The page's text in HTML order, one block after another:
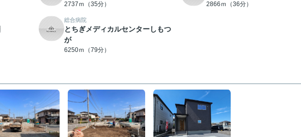
2737ｍ（35分） 2866ｍ（36分）
総合病院
とちぎメディカルセンターしもつ
が
6250ｍ（79分）